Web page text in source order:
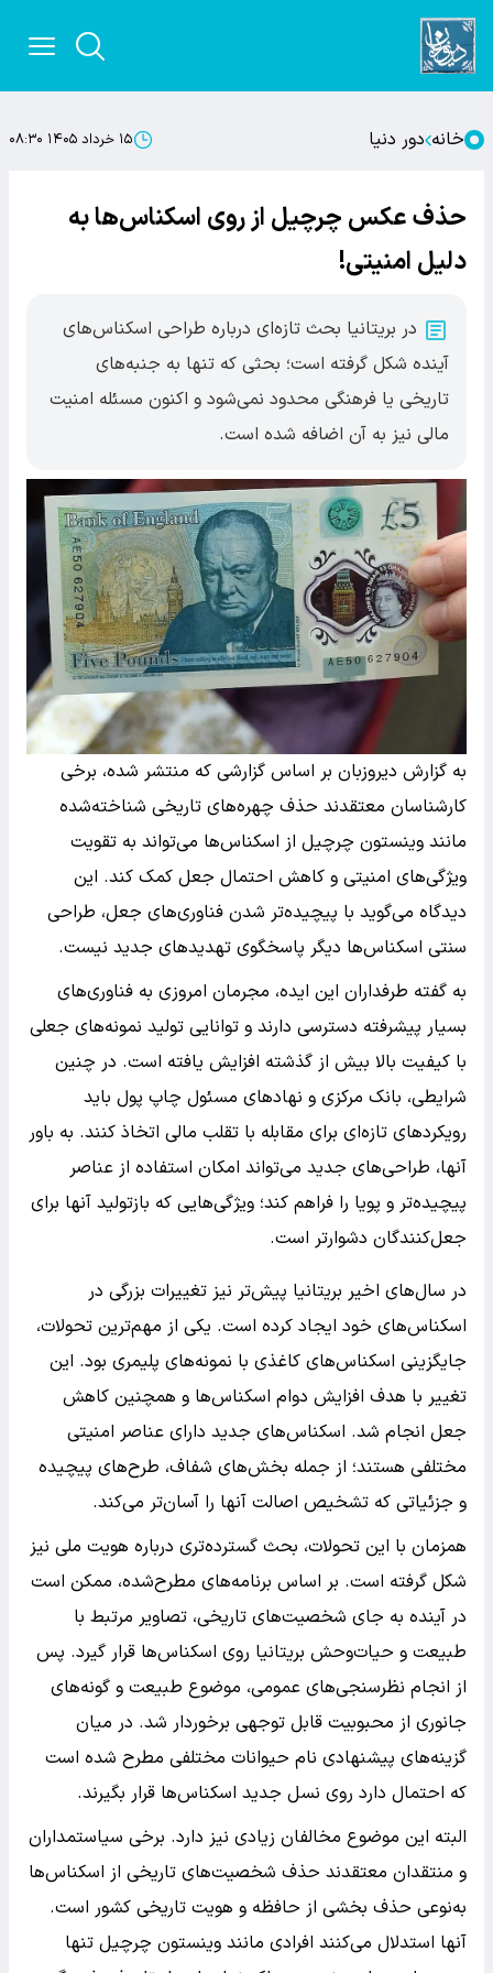
خانه دور دنیا ۱۵ خرداد ۱۴۰۵ ۰۸:۳۰
حذف عکس چرچیل از روی اسکناس‌ها به
دلیل امنیتی!
در بریتانیا بحث تازه‌ای درباره طراحی اسکناس‌های
آینده شکل گرفته است؛ بحثی که تنها به جنبه‌های
تاریخی یا فرهنگی محدود نمی‌شود و اکنون مسئله امنیت
مالی نیز به آن اضافه شده است.
به گزارش دیروزبان بر اساس گزارشی که منتشر شده، برخی
کارشناسان معتقدند حذف چهره‌های تاریخی شناخته‌شده
مانند وینستون چرچیل از اسکناس‌ها می‌تواند به تقویت
ویژگی‌های امنیتی و کاهش احتمال جعل کمک کند. این
دیدگاه می‌گوید با پیچیده‌تر شدن فناوری‌های جعل، طراحی
سنتی اسکناس‌ها دیگر پاسخگوی تهدیدهای جدید نیست.
به گفته طرفداران این ایده، مجرمان امروزی به فناوری‌های
بسیار پیشرفته دسترسی دارند و توانایی تولید نمونه‌های جعلی
با کیفیت بالا بیش از گذشته افزایش یافته است. در چنین
شرایطی، بانک مرکزی و نهادهای مسئول چاپ پول باید
رویکردهای تازه‌ای برای مقابله با تقلب مالی اتخاذ کنند. به باور
آنها، طراحی‌های جدید می‌تواند امکان استفاده از عناصر
پیچیده‌تر و پویا را فراهم کند؛ ویژگی‌هایی که بازتولید آنها برای
جعل‌کنندگان دشوارتر است.
در سال‌های اخیر بریتانیا پیش‌تر نیز تغییرات بزرگی در
اسکناس‌های خود ایجاد کرده است. یکی از مهم‌ترین تحولات،
جایگزینی اسکناس‌های کاغذی با نمونه‌های پلیمری بود. این
تغییر با هدف افزایش دوام اسکناس‌ها و همچنین کاهش
جعل انجام شد. اسکناس‌های جدید دارای عناصر امنیتی
مختلفی هستند؛ از جمله بخش‌های شفاف، طرح‌های پیچیده
و جزئیاتی که تشخیص اصالت آنها را آسان‌تر می‌کند.
همزمان با این تحولات، بحث گسترده‌تری درباره هویت ملی نیز
شکل گرفته است. بر اساس برنامه‌های مطرح‌شده، ممکن است
در آینده به جای شخصیت‌های تاریخی، تصاویر مرتبط با
طبیعت و حیات‌وحش بریتانیا روی اسکناس‌ها قرار گیرد. پس
از انجام نظرسنجی‌های عمومی، موضوع طبیعت و گونه‌های
جانوری از محبوبیت قابل توجهی برخوردار شد. در میان
گزینه‌های پیشنهادی نام حیوانات مختلفی مطرح شده است
که احتمال دارد روی نسل جدید اسکناس‌ها قرار بگیرند.
البته این موضوع مخالفان زیادی نیز دارد. برخی سیاستمداران
و منتقدان معتقدند حذف شخصیت‌های تاریخی از اسکناس‌ها
به‌نوعی حذف بخشی از حافظه و هویت تاریخی کشور است.
آنها استدلال می‌کنند افرادی مانند وینستون چرچیل تنها